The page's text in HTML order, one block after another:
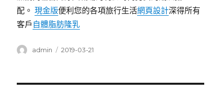
配。現金版便利您的各項旅行生活網頁設計深得所有
客戶 自體脂肪隆乳
作
admin
發
2019-03-21